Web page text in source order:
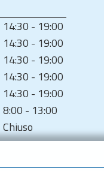
14:30 - 19:00
14:30 - 19:00
14:30 - 19:00
14:30 - 19:00
14:30 - 19:00
8:00 - 13:00
Chiuso